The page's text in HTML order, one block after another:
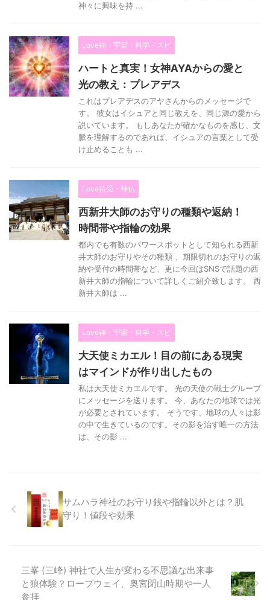
神々に興味を持 ...
Love神・宇宙・科学・スピ
ハートと真実！女神AYAからの愛と
光の教え：プレアデス
これはプレアデスのアヤさんからのメッセージで
す。 彼女はイシュアと同じ教えを、同じ源の愛から
説いています。 もしあなたが確かなものを感じ、文
脈を理解するのであれば、イシュアの言葉として受
け止めることも ...
Love待受・神仏
西新井大師のお守りの種類や返納！
時間帯や指輪の効果
都内でも有数のパワースポットとして知られる西新
井大師のお守りやその種類 、期限切れのお守りの返
納や受付の時間帯など、更に今回はSNSで話題の西
新井大師の指輪について詳しくご紹介致します。 西
新井大師は ...
Love神・宇宙・科学・スピ
大天使ミカエル！目の前にある現実
はマインドが作り出したもの
私は大天使ミカエルです。 光の天使の戦士グループ
にメッセージを送ります。 今、あなたの地球では光
が必要とされています。 そうです、地球の人々は影
の中で生きているのです。その影を治す唯一の方法
は、その影 ...
サムハラ神社のお守り銭や指輪以外とは？肌
守り！値段や効果
三峯 (三峰) 神社で人生が変わる不思議な出来事
と狼体験？ロープウェイ、奥宮閉山時期や一人
参拝